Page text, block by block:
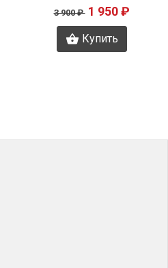
3 900 ₽ 1 950 ₽
Купить